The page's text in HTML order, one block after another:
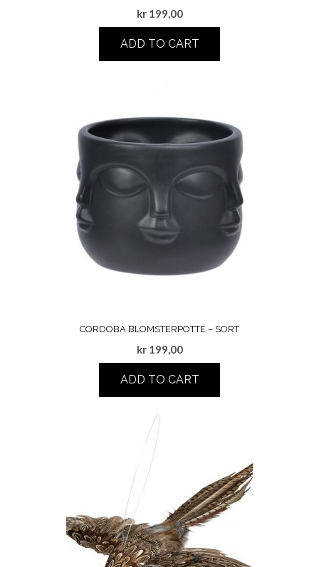
kr199,00
ADD TO CART
CORDOBA BLOMSTERPOTTE – SORT
kr199,00
ADD TO CART